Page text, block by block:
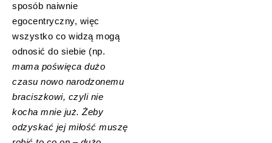
sposób naiwnie
egocentryczny, więc
wszystko co widzą mogą
odnosić do siebie (np.
mama poświęca dużo
czasu nowo narodzonemu
braciszkowi, czyli nie
kocha mnie już. Żeby
odzyskać jej miłość muszę